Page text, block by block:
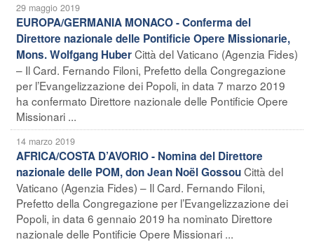
29 maggio 2019
EUROPA/GERMANIA MONACO - Conferma del
Direttore nazionale delle Pontificie Opere Missionarie,
Mons. Wolfgang HuberCittà del Vaticano (Agenzia Fides)
– Il Card. Fernando Filoni, Prefetto della Congregazione
per l’Evangelizzazione dei Popoli, in data 7 marzo 2019
ha confermato Direttore nazionale delle Pontificie Opere
Missionari ...
14 marzo 2019
AFRICA/COSTA D’AVORIO - Nomina del Direttore
nazionale delle POM, don Jean Noël GossouCittà del
Vaticano (Agenzia Fides) – Il Card. Fernando Filoni,
Prefetto della Congregazione per l’Evangelizzazione dei
Popoli, in data 6 gennaio 2019 ha nominato Direttore
nazionale delle Pontificie Opere Missionari ...